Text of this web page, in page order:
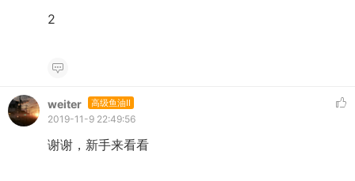
2
weiter 高级鱼油II
2019-11-9 22:49:56
谢谢，新手来看看